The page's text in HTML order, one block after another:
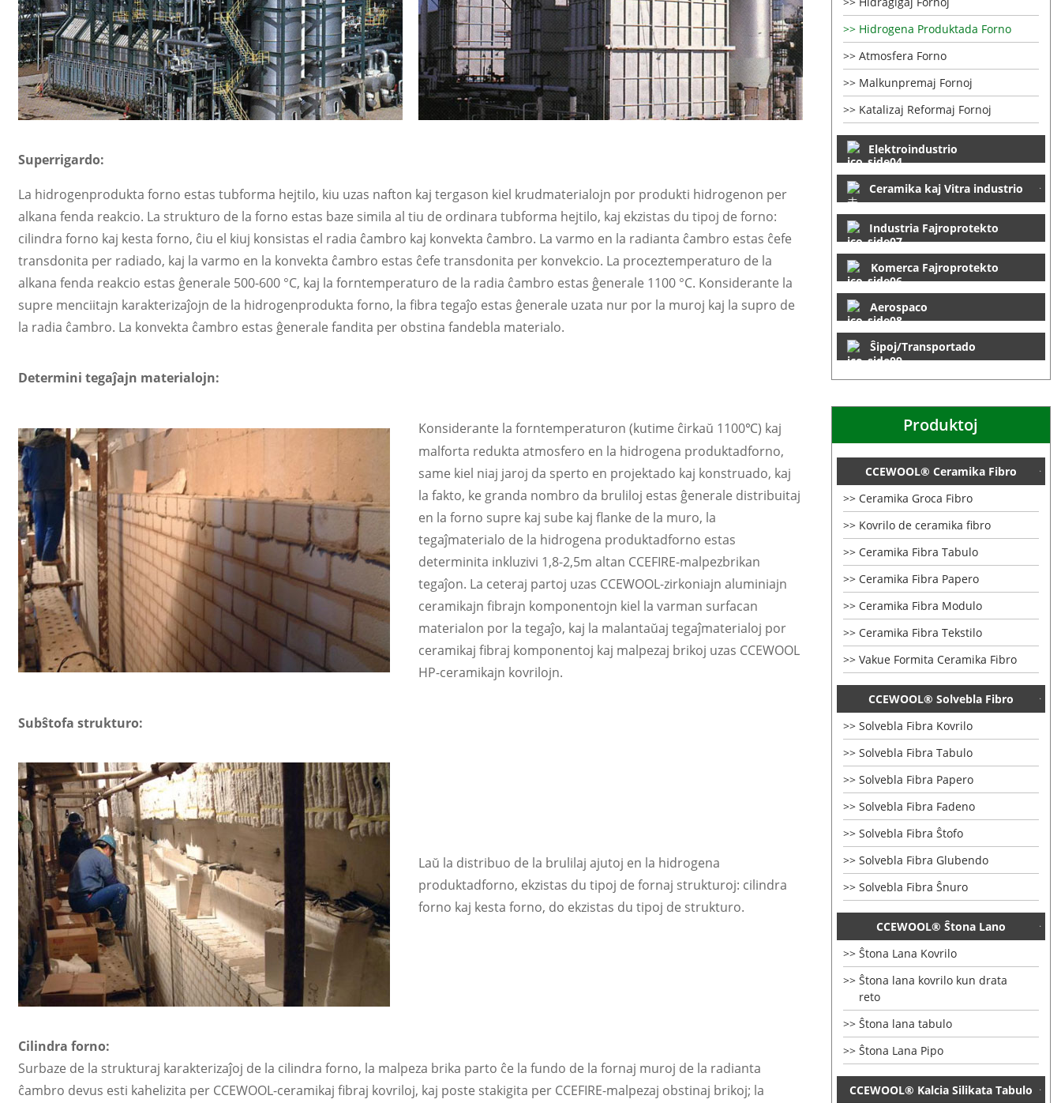
Hidrogena Produktada Forno
Atmosfera Forno
Malkunpremaj Fornoj
Katalizaj Reformaj Fornoj
Elektroindustrio
Ceramika kaj Vitra industrio
Industria Fajroprotekto
Komerca Fajroprotekto
Aerospaco
Ŝipoj/Transportado
Produktoj
CCEWOOL® Ceramika Fibro
Ceramika Groca Fibro
Kovrilo de ceramika fibro
Ceramika Fibra Tabulo
Ceramika Fibra Papero
Ceramika Fibra Modulo
Ceramika Fibra Tekstilo
Vakue Formita Ceramika Fibro
CCEWOOL® Solvebla Fibro
Solvebla Fibra Kovrilo
Solvebla Fibra Tabulo
Solvebla Fibra Papero
Solvebla Fibra Fadeno
Solvebla Fibra Ŝtofo
Solvebla Fibra Glubendo
Solvebla Fibra Ŝnuro
CCEWOOL® Ŝtona Lano
Ŝtona Lana Kovrilo
Ŝtona lana kovrilo kun drata
reto
Ŝtona lana tabulo
Ŝtona Lana Pipo
CCEWOOL® Kalcia Silikata Tabulo
Superrigardo:
La hidrogenprodukta forno estas tubforma hejtilo, kiu uzas nafton kaj tergason kiel krudmaterialojn por produkti hidrogenon per
alkana fenda reakcio. La strukturo de la forno estas baze simila al tiu de ordinara tubforma hejtilo, kaj ekzistas du tipoj de forno:
cilindra forno kaj kesta forno, ĉiu el kiuj konsistas el radia ĉambro kaj konvekta ĉambro. La varmo en la radianta ĉambro estas ĉefe
transdonita per radiado, kaj la varmo en la konvekta ĉambro estas ĉefe transdonita per konvekcio. La proceztemperaturo de la
alkana fenda reakcio estas ĝenerale 500-600 °C, kaj la forntemperaturo de la radia ĉambro estas ĝenerale 1100 °C. Konsiderante la
supre menciitajn karakterizaĵojn de la hidrogenprodukta forno, la fibra tegaĵo estas ĝenerale uzata nur por la muroj kaj la supro de
la radia ĉambro. La konvekta ĉambro estas ĝenerale fandita per obstina fandebla materialo.
Determini tegaĵajn materialojn:
Konsiderante la forntemperaturon (kutime ĉirkaŭ 1100℃) kaj
malforta redukta atmosfero en la hidrogena produktadforno,
same kiel niaj jaroj da sperto en projektado kaj konstruado, kaj
la fakto, ke granda nombro da bruliloj estas ĝenerale distribuitaj
en la forno supre kaj sube kaj flanke de la muro, la
tegaĵmaterialo de la hidrogena produktadforno estas
determinita inkluzivi 1,8-2,5m altan CCEFIRE-malpezbrikan
tegaĵon. La ceteraj partoj uzas CCEWOOL-zirkoniajn aluminiajn
ceramikajn fibrajn komponentojn kiel la varman surfacan
materialon por la tegaĵo, kaj la malantaŭaj tegaĵmaterialoj por
ceramikaj fibraj komponentoj kaj malpezaj brikoj uzas CCEWOOL
HP-ceramikajn kovrilojn.
Subŝtofa strukturo:
Laŭ la distribuo de la brulilaj ajutoj en la hidrogena
produktadforno, ekzistas du tipoj de fornaj strukturoj: cilindra
forno kaj kesta forno, do ekzistas du tipoj de strukturo.
Cilindra forno:
Surbaze de la strukturaj karakterizaĵoj de la cilindra forno, la malpeza brika parto ĉe la fundo de la fornaj muroj de la radianta
ĉambro devus esti kahelizita per CCEWOOL-ceramikaj fibraj kovriloj, kaj poste stakigita per CCEFIRE-malpezaj obstinaj brikoj; la